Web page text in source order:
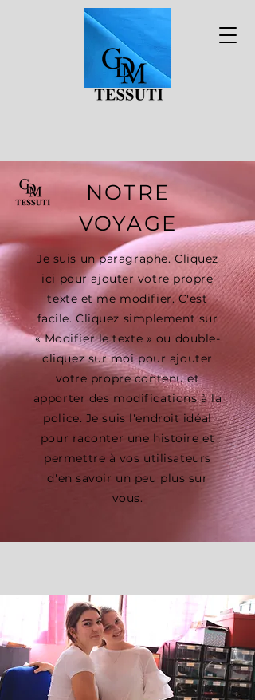
NOTRE
VOYAGE
Je suis un paragraphe. Cliquez
ici pour ajouter votre propre
texte et me modifier. C'est
facile. Cliquez simplement sur
« Modifier le texte » ou double-
cliquez sur moi pour ajouter
votre propre contenu et
apporter des modifications à la
police. Je suis l'endroit idéal
pour raconter une histoire et
permettre à vos utilisateurs
d'en savoir un peu plus sur
vous.